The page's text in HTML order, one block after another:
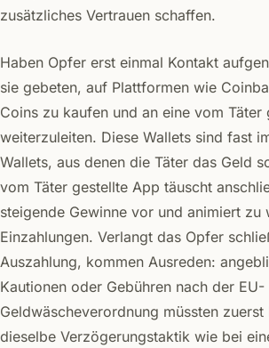
zusätzliches Vertrauen schaffen.
Haben Opfer erst einmal Kontakt
sie gebeten, auf Plattformen wie
Coins zu kaufen und an eine vom Täter
weiterzuleiten. Diese Wallets sind fast
Wallets, aus denen die Täter das Geld
vom Täter gestellte App täuscht
steigende Gewinne vor und animiert zu
Einzahlungen. Verlangt das Opfer
Auszahlung, kommen Ausreden:
Kautionen oder Gebühren nach der EU-
Geldwäscheverordnung müssten
dieselbe Verzögerungstaktik wie bei